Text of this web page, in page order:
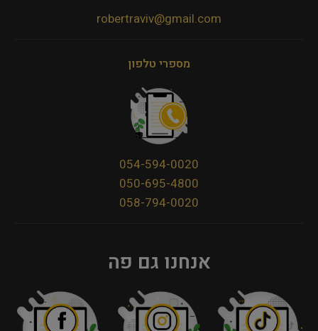
robertraviv@gmail.com
מספרי טלפון
054-594-0020
050-695-4800
058-794-0020
אנחנו גם פה